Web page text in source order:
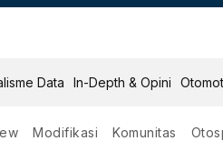
Data In-Depth & Opini
Modifikasi Komunitas